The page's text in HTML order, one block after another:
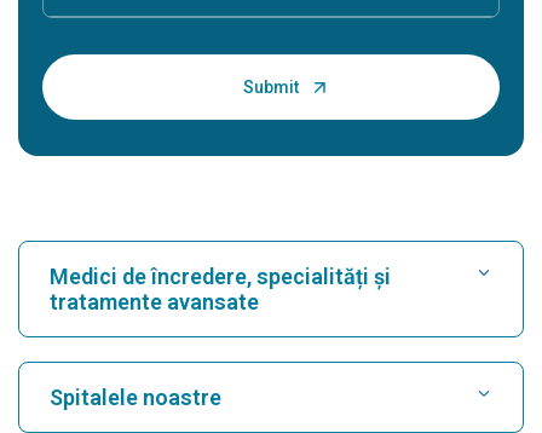
Medici de încredere, specialități și
tratamente avansate
Găsește spital
Spitalele noastre